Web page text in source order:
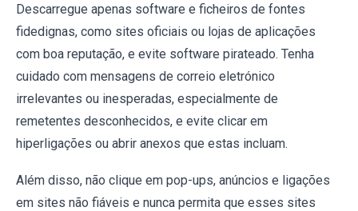
Descarregue apenas software e ficheiros de fontes
fidedignas, como sites oficiais ou lojas de aplicações
com boa reputação, e evite software pirateado. Tenha
cuidado com mensagens de correio eletrónico
irrelevantes ou inesperadas, especialmente de
remetentes desconhecidos, e evite clicar em
hiperligações ou abrir anexos que estas incluam.
Além disso, não clique em pop-ups, anúncios e ligações
em sites não fiáveis e nunca permita que esses sites